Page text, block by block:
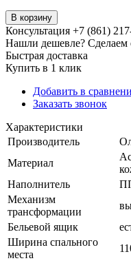
В корзину
Консультация +7 (861)
Нашли дешевле? Сделаем
Быстрая доставка
Купить в 1 клик
Добавить в
Заказать звонок
Характеристики
Производитель
Материал
Наполнитель
Механизм
трансформации
Бельевой ящик
Ширина спального
места